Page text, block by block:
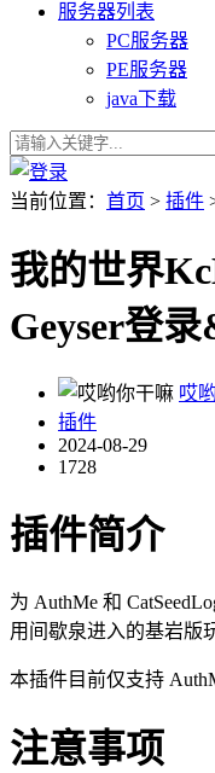
服务器列表
PC服务器
PE服务器
java下载
当前位置： 首页 > 插件
我的世界
Geyser登
哎
插件
2024-08-29
1728
插件简介
为 AuthMe 和
用间歇泉进入的基岩版
本插件目前仅支持
注意事项